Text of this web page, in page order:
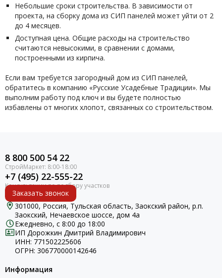
Небольшие сроки строительства. В зависимости от
проекта, на сборку дома из СИП панелей может уйти от 2
до 4 месяцев.
Доступная цена. Общие расходы на строительство
считаются невысокими, в сравнении с домами,
построенными из кирпича.
Если вам требуется загородный дом из СИП панелей,
обратитесь в компанию «Русские Усадебные Традиции». Мы
выполним работу под ключ и вы будете полностью
избавлены от многих хлопот, связанных со строительством.
8 800 500 54 22
+7 (495) 22-555-22
Заказать звонок
301000, Россия, Тульская область, Заокский район, р.п.
Заокский, Нечаевское шоссе, дом 4а
Ежедневно, с 8:00 до 18:00
ИП Дорожкин Дмитрий Владимирович
ИНН: 771502225606
ОГРН: 306770000142646
Информация